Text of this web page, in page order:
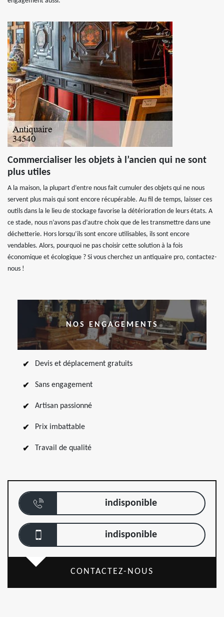
Commercialiser les objets à l’ancien qui ne sont
plus utiles
A la maison, la plupart d’entre nous fait cumuler des objets qui ne nous
servent plus mais qui sont encore récupérable. Au fil de temps, laisser ces
outils dans la le lieu de stockage favorise la détérioration de leurs états. A
ce stade, nous n’avons pas d’autre choix que de les transmettre dans une
déchetterie. Hors lorsqu’ils sont encore utilisables, ils sont encore
vendables. Alors, pourquoi ne pas choisir cette solution à la fois
économique et écologique ? Si vous cherchez un antiquaire pro, contactez-
nous !
NOS ENGAGEMENTS
Devis et déplacement gratuits
Sans engagement
Artisan passionné
Prix imbattable
Travail de qualité
indisponible
indisponible
CONTACTEZ-NOUS